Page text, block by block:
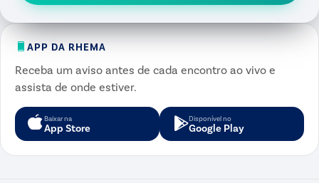
APP DA RHEMA
Receba um aviso antes de cada encontro ao vivo e
assista de onde estiver.
Baixar na
App Store
Disponível no
Google Play